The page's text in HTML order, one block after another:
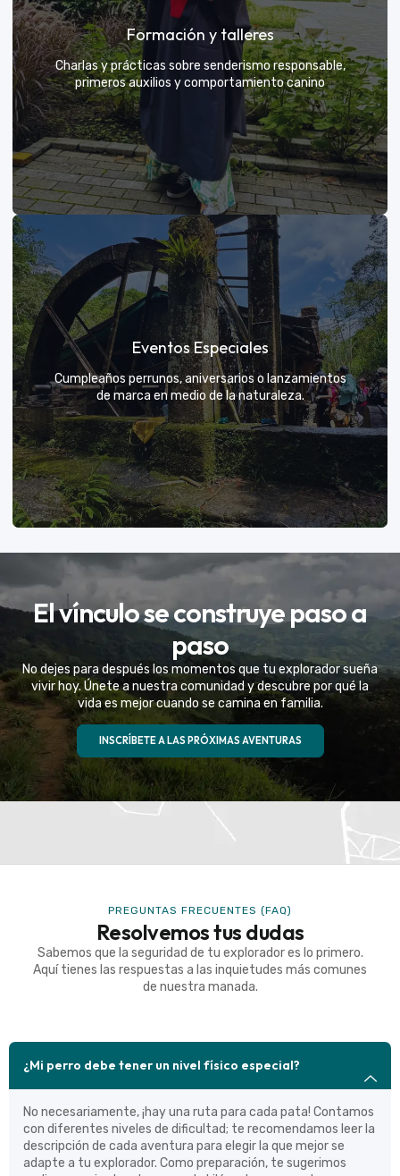
Tú eliges el parche y nosotros nos encargamos de
una aventura exclusiva
Formación y talleres
Charlas y prácticas sobre senderismo responsable,
primeros auxilios y comportamiento canino
Formación y talleres
Aprende de expertos a ser el mejor guía para tu
propio explorador
VER MÁS
Eventos Especiales
Cumpleaños perrunos, aniversarios o lanzamientos
de marca en medio de la naturaleza.
Eventos Especiales
Celebramos la vida de tu mejor amigo con una
experiencia fuera de serie
VER MÁS
El vínculo se construye paso a
paso
No dejes para después los momentos que tu explorador sueña
vivir hoy. Únete a nuestra comunidad y descubre por qué la
vida es mejor cuando se camina en familia.
INSCRÍBETE A LAS PRÓXIMAS AVENTURAS
PREGUNTAS FRECUENTES (FAQ)
Resolvemos tus dudas
Sabemos que la seguridad de tu explorador es lo primero.
Aquí tienes las respuestas a las inquietudes más comunes
de nuestra manada.
¿Mi perro debe tener un nivel físico especial?
No necesariamente, ¡hay una ruta para cada pata! Contamos
con diferentes niveles de dificultad; te recomendamos leer la
descripción de cada aventura para elegir la que mejor se
adapte a tu explorador. Como preparación, te sugerimos